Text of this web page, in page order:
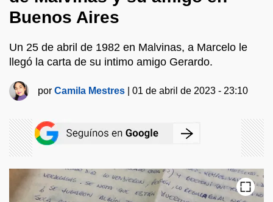
Buenos Aires
Un 25 de abril de 1982 en Malvinas, a Marcelo le
llegó la carta de su intimo amigo Gerardo.
porCamila Mestres |01 de abril de 2023 - 23:10